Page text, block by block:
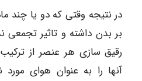
در نتیجه وقتی که دو یا چند
بر بدن داشته و تاثیر تجمعی
رقیق سازی هر عنصر از
آنها را به عنوان هوای